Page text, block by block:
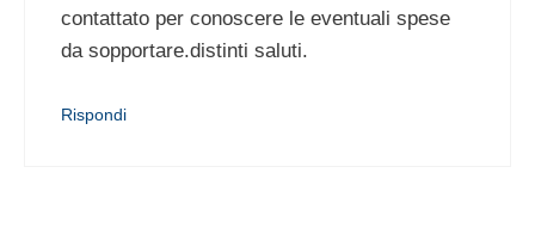
contattato per conoscere le eventuali spese
da sopportare.distinti saluti.
Rispondi